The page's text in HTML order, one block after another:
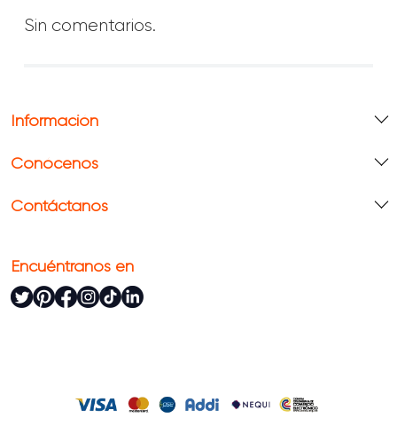
Sin comentarios.
Información
Conócenos
Contáctanos
Encuéntranos en